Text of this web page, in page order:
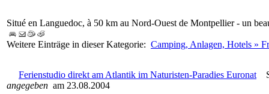
Situé en Languedoc, à 50 km au Nord-Ouest de Montpellier - un
Weitere Einträge in dieser Kategorie: Camping, Anlagen, Hotels »
Ferienstudio direkt am Atlantik im Naturisten-Paradies Euronat
angegeben am 23.08.2004